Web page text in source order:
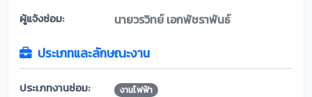
ผู้แจ้งซ่อม: นายวรวิทย์ เอกพัชราพันธ์
ประเภทและลักษณะงาน
ประเภทงานซ่อม: งานไฟฟ้า